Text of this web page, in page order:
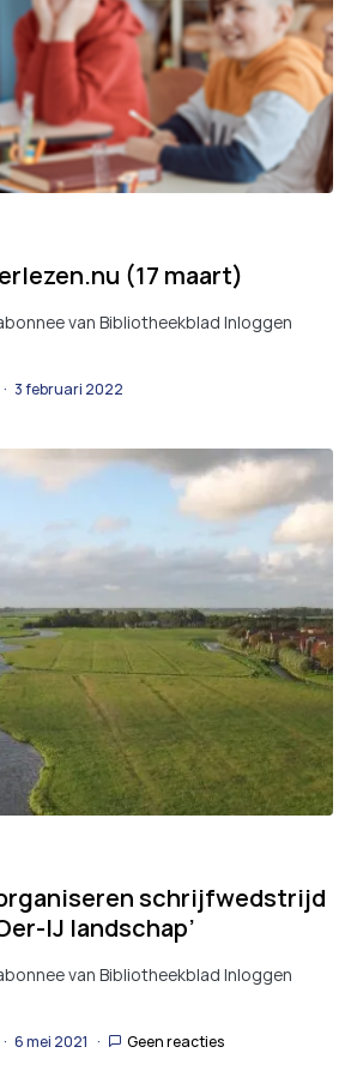
(17 maart)
van Bibliotheekblad Inloggen
3 februari 2022
schrijfwedstrijd
IJ landschap’
van Bibliotheekblad Inloggen
6 mei 2021 Geen reacties